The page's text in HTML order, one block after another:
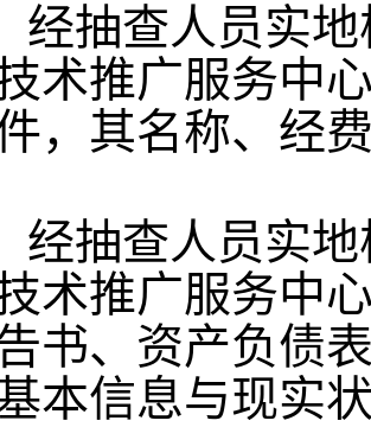
经抽查人员实
术推广服务中
，其名称、经
经抽查人员实
术推广服务中
书、资产负债
本信息与现实